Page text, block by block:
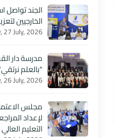
الجند تواصل
الخارجيين
27 July, 2026
مدرسة دار
"بالعلم
26 July, 2026
مجلس
لإعداد
التعليم